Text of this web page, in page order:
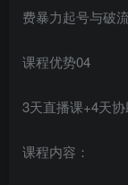
费暴力起号与破
课程优势04
3天直播课+4天
课程内容：